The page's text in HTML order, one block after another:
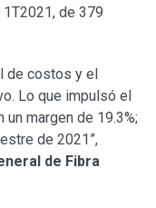
de 379
de costos y el
Lo que impulsó el
margen de 19.3%;
de 2021”,
de Fibra